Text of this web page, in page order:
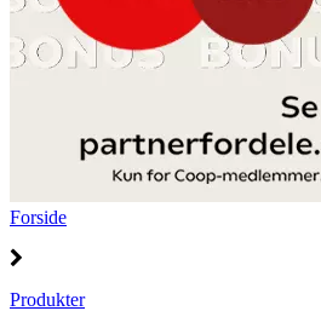
Forside
Produkter